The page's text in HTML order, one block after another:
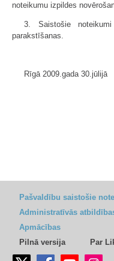
noteikumu izpildes
3. Saistošie
parakstīšanas.
Rīgā 2009.gada 30.jūlijā
Pašvaldību saistošie
Administratīvās
Apmācības
Pilnā versija
Par